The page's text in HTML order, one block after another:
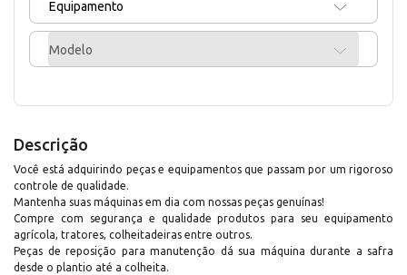
Equipamento
Modelo
Descrição
Você está adquirindo peças e equipamentos que passam por um rigoroso
controle de qualidade.
Mantenha suas máquinas em dia com nossas peças genuínas!
Compre com segurança e qualidade produtos para seu equipamento
agrícola, tratores, colheitadeiras entre outros.
Peças de reposição para manutenção dá sua máquina durante a safra
desde o plantio até a colheita.